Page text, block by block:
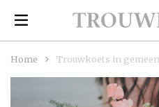
Home Trouwkoets in